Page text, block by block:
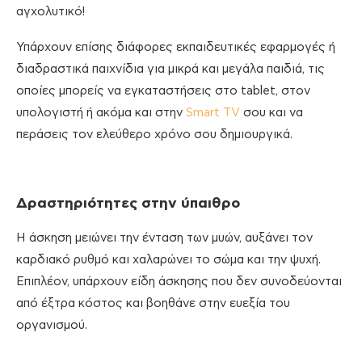
αγχολυτικό!
Υπάρχουν επίσης διάφορες εκπαιδευτικές εφαρμογές ή
διαδραστικά παιχνίδια για μικρά και μεγάλα παιδιά, τις
οποίες μπορείς να εγκαταστήσεις στο tablet, στον
υπολογιστή ή ακόμα και στην Smart TV σου και να
περάσεις τον ελεύθερο χρόνο σου δημιουργικά.
Δραστηριότητες στην ύπαιθρο
Η άσκηση μειώνει την ένταση των μυών, αυξάνει τον
καρδιακό ρυθμό και χαλαρώνει το σώμα και την ψυχή.
Επιπλέον, υπάρχουν είδη άσκησης που δεν συνοδεύονται
από έξτρα κόστος και βοηθάνε στην ευεξία του
οργανισμού.